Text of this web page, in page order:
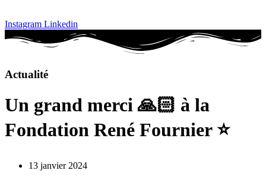
Instagram Linkedin
Actualité
Un grand merci 🙏🏻 à la
Fondation René Fournier ⭐️
13 janvier 2024